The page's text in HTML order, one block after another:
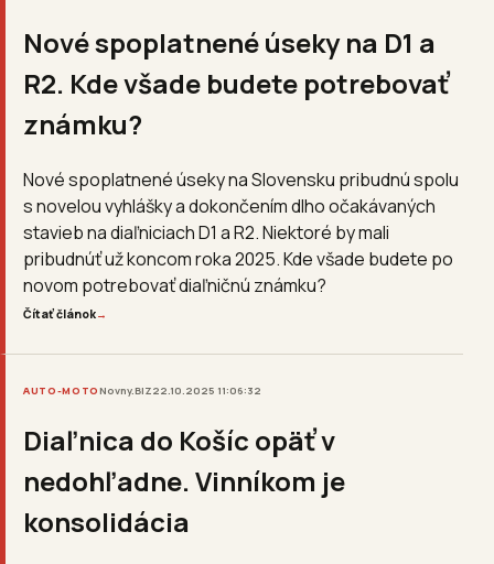
Nové spoplatnené úseky na D1 a
R2. Kde všade budete potrebovať
známku?
Nové spoplatnené úseky na Slovensku pribudnú spolu
s novelou vyhlášky a dokončením dlho očakávaných
stavieb na diaľniciach D1 a R2. Niektoré by mali
pribudnúť už koncom roka 2025. Kde všade budete po
novom potrebovať diaľničnú známku?
Čítať článok→
AUTO-MOTONovny.BIZ22.10.2025 11:06:32
Diaľnica do Košíc opäť v
nedohľadne. Vinníkom je
konsolidácia